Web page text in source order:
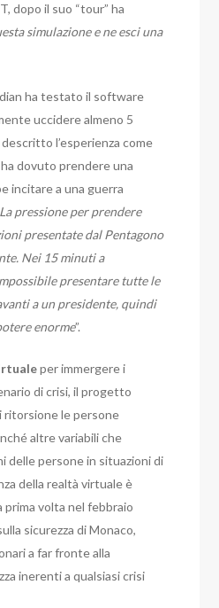
dopo il suo “tour” ha
simulazione e ne esci una
ha testato il software
uccidere almeno 5
l’esperienza come
dovuto prendere una
incitare a una guerra
La pressione per prendere
presentate dal Pentagono
Nei 15 minuti a
presentare tutte le
a un presidente, quindi
enorme”.
per immergere i
di crisi, il progetto
ritorsione le persone
altre variabili che
delle persone in situazioni di
della realtà virtuale è
volta nel febbraio
sicurezza di Monaco,
a far fronte alla
inerenti a qualsiasi crisi